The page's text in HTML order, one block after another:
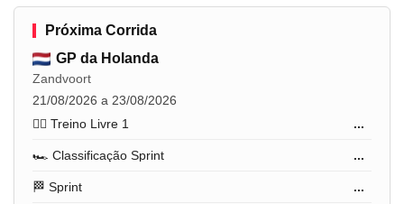
Próxima Corrida
GP da Holanda
Zandvoort
21/08/2026 a 23/08/2026
🏋️‍♂️ Treino Livre 1
...
🏎️ Classificação Sprint ...
🏁 Sprint ...